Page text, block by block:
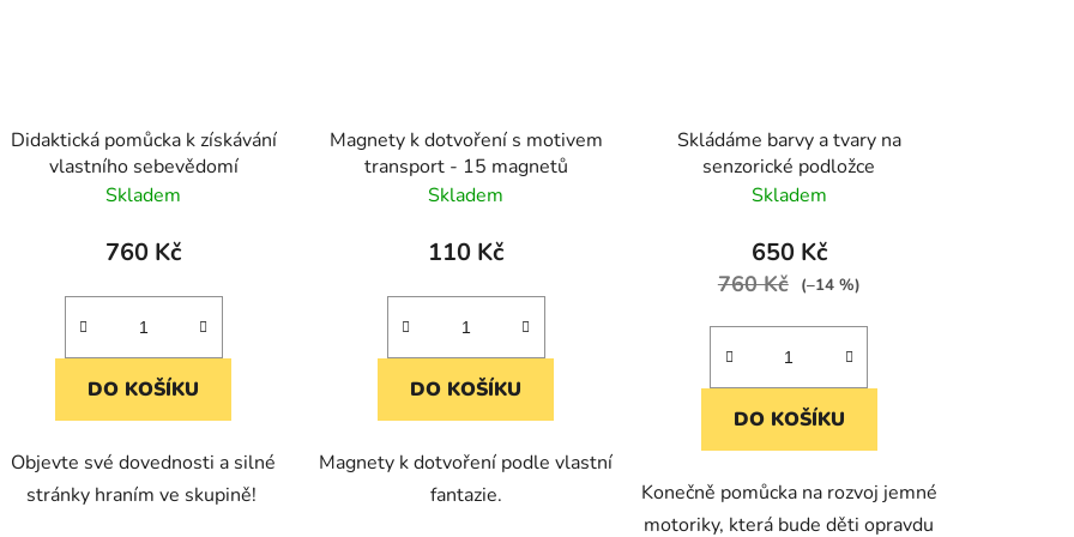
Didaktická pomůcka k získávání
vlastního sebevědomí
Skladem
760 Kč
DO KOŠÍKU
Objevte své dovednosti a silné
stránky hraním ve skupině!
Magnety k dotvoření s motivem
transport - 15 magnetů
Skladem
110 Kč
DO KOŠÍKU
Magnety k dotvoření podle vlastní
fantazie.
Skládáme barvy a tvary na
senzorické podložce
Skladem
650 Kč
760 Kč (–14 %)
DO KOŠÍKU
Konečně pomůcka na rozvoj jemné
motoriky, která bude děti opravdu